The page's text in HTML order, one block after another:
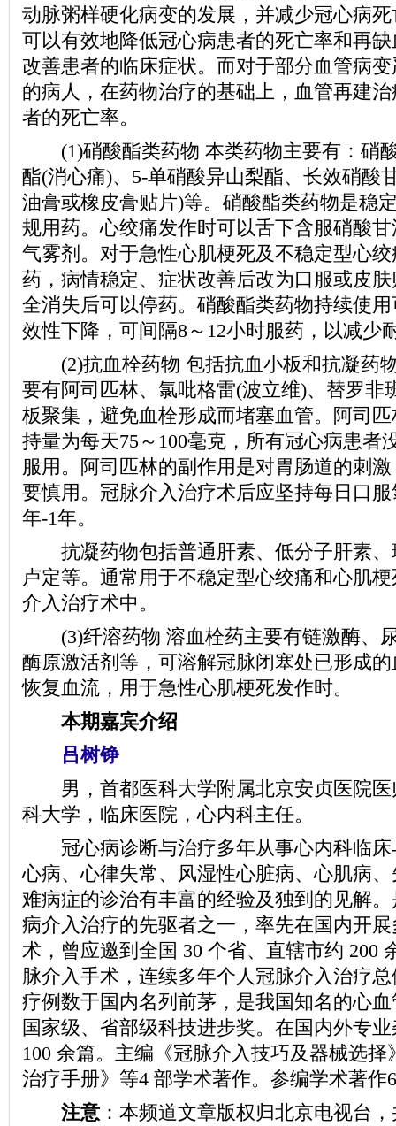
动脉粥样硬化病变的发展，并减少冠心病
可以有效地降低冠心病患者的死亡率和再
改善患者的临床症状。而对于部分血管病
的病人，在药物治疗的基础上，血管再建
者的死亡率。
(1)硝酸酯类药物 本类药物主要有：硝
酯(消心痛)、5-单硝酸异山梨酯、长效硝酸
油膏或橡皮膏贴片)等。硝酸酯类药物是稳
规用药。心绞痛发作时可以舌下含服硝酸
气雾剂。对于急性心肌梗死及不稳定型心
药，病情稳定、症状改善后改为口服或皮
全消失后可以停药。硝酸酯类药物持续使
效性下降，可间隔8～12小时服药，以减少
(2)抗血栓药物 包括抗血小板和抗凝药
要有阿司匹林、氯吡格雷(波立维)、替罗非
板聚集，避免血栓形成而堵塞血管。阿司
持量为每天75～100毫克，所有冠心病患者
服用。阿司匹林的副作用是对胃肠道的刺
要慎用。冠脉介入治疗术后应坚持每日口
年-1年。
抗凝药物包括普通肝素、低分子肝素、
卢定等。通常用于不稳定型心绞痛和心肌
介入治疗术中。
(3)纤溶药物 溶血栓药主要有链激酶、
酶原激活剂等，可溶解冠脉闭塞处已形成
恢复血流，用于急性心肌梗死发作时。
本期嘉宾介绍
吕树铮
男，首都医科大学附属北京安贞医院医
科大学，临床医院，心内科主任。
冠心病诊断与治疗多年从事心内科临床
心病、心律失常、风湿性心脏病、心肌病
难病症的诊治有丰富的经验及独到的见解
病介入治疗的先驱者之一，率先在国内开
术，曾应邀到全国 30 个省、直辖市约 200
脉介入手术，连续多年个人冠脉介入治疗
疗例数于国内名列前茅，是我国知名的心
国家级、省部级科技进步奖。在国内外专
100 余篇。主编《冠脉介入技巧及器械选
治疗手册》等4 部学术著作。参编学术著作
注意 ：本频道文章版权归北京电视台